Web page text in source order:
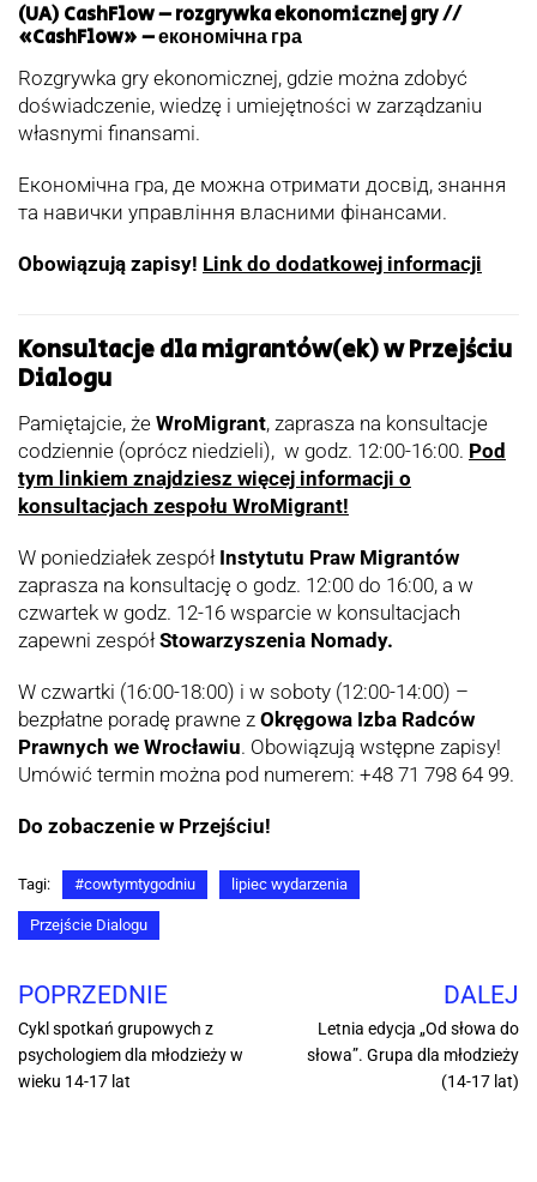
(UA) CashFlow – rozgrywka ekonomicznej gry //
«CashFlow» – економічна гра
Rozgrywka gry ekonomicznej, gdzie można zdobyć
doświadczenie, wiedzę i umiejętności w zarządzaniu
własnymi finansami.
Економічна гра, де можна отримати досвід, знання
та навички управління власними фінансами.
Obowiązują zapisy! Link do dodatkowej informacji
Konsultacje dla migrantów(ek) w Przejściu
Dialogu
Pamiętajcie, że WroMigrant, zaprasza na konsultacje
codziennie (oprócz niedzieli), w godz. 12:00-16:00. Pod
tym linkiem znajdziesz więcej informacji o
konsultacjach zespołu WroMigrant!
W poniedziałek zespół Instytutu Praw Migrantów
zaprasza na konsultację o godz. 12:00 do 16:00, a w
czwartek w godz. 12-16 wsparcie w konsultacjach
zapewni zespółStowarzyszenia Nomady.
W czwartki (16:00-18:00) i w soboty (12:00-14:00) –
bezpłatne poradę prawne z Okręgowa Izba Radców
Prawnych we Wrocławiu. Obowiązują wstępne zapisy!
Umówić termin można pod numerem: +48 71 798 64 99.
Do zobaczenie w Przejściu!
Tagi: #cowtymtygodniu lipiec wydarzenia
Przejście Dialogu
POPRZEDNIE
Cykl spotkań grupowych z
psychologiem dla młodzieży w
wieku 14-17 lat
DALEJ
Letnia edycja „Od słowa do
słowa”. Grupa dla młodzieży
(14-17 lat)